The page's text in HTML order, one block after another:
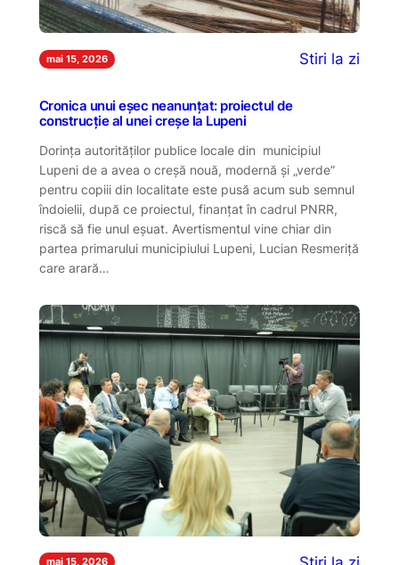
mai 15, 2026 Stiri la zi
Cronica unui eșec neanunțat: proiectul de
construcție al unei creșe la Lupeni
Dorința autorităților publice locale din municipiul
Lupeni de a avea o creșă nouă, modernă și „verde”
pentru copiii din localitate este pusă acum sub semnul
îndoielii, după ce proiectul, finanțat în cadrul PNRR,
riscă să fie unul eșuat. Avertismentul vine chiar din
partea primarului municipiului Lupeni, Lucian Resmeriță
care arară…
mai 15, 2026